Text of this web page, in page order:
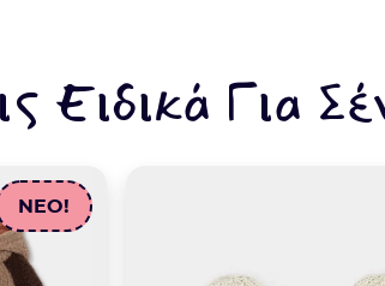
Ειδικά Για
NEO!